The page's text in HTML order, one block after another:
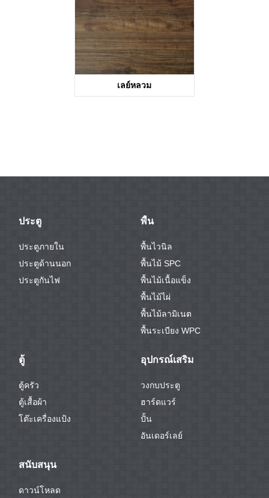
เลย์หลวม
ประตู
ประตูภายใน
ประตูด้านนอก
ประตูกันไฟ
พื้น
พื้นไวนิล
พื้นไม้ SPC
พื้นไม้เนื้อแข็ง
พื้นไม้ไผ่
พื้นไม้ลามิเนต
พื้นระเบียง WPC
ตู้
ตู้ครัว
ตู้เสื้อผ้า
โต๊ะเครื่องแป้ง
อุปกรณ์เสริม
วงกบประตู
ฮาร์ดแวร์
ปั้น
อันเดอร์เลย์
สนับสนุน
ดาวน์โหลด